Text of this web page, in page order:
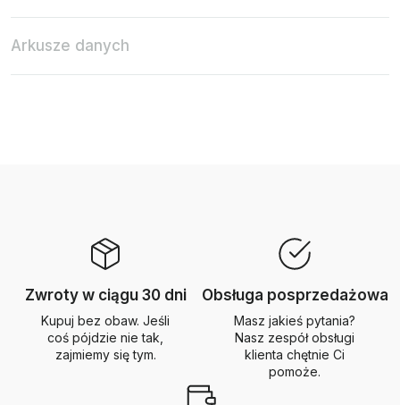
Arkusze danych
Zwroty w ciągu 30 dni
Kupuj bez obaw. Jeśli
coś pójdzie nie tak,
zajmiemy się tym.
Obsługa posprzedażowa
Masz jakieś pytania?
Nasz zespół obsługi
klienta chętnie Ci
pomoże.